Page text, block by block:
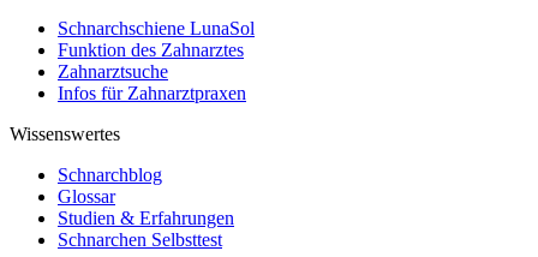
Schnarchschiene LunaSol
Funktion des Zahnarztes
Zahnarztsuche
Infos für Zahnarztpraxen
Wissenswertes
Schnarchblog
Glossar
Studien & Erfahrungen
Schnarchen Selbsttest